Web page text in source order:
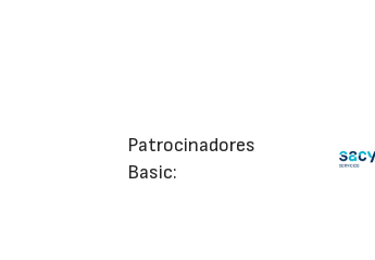
Patrocinadores
Basic: